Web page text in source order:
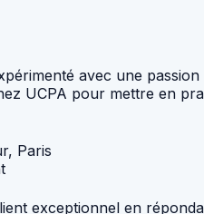
avec une
UCPA pour mettre en
Paris
exceptionnel en